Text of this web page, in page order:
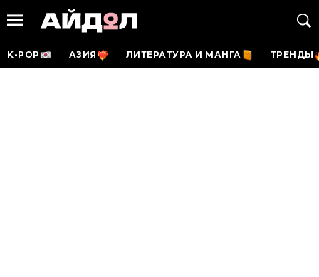
K-POP АЗИЯ ЛИТЕРАТУРА И МАНГА ТРЕНДЫ